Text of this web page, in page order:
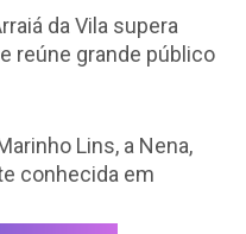
da Vila supera
reúne grande público
Lins, a Nena,
conhecida em